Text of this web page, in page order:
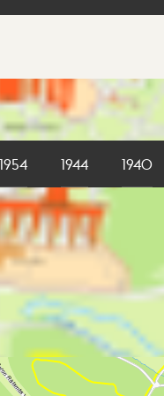
1954 1944 1940